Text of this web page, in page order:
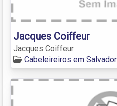
Jacques Coiffeur
Jacques Coiffeur
Cabeleireiros em Salvador